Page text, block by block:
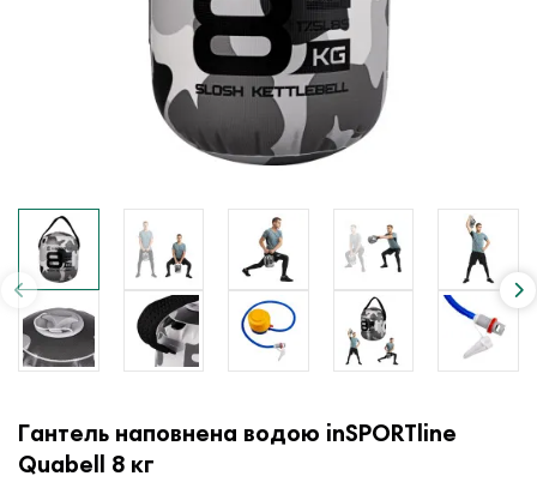
Гантель наповнена водою inSPORTline
Quabell 8 кг